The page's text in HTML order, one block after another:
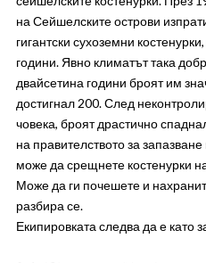
на Сейшелските острови
гигантски сухоземни
години. Явно климатът така
двайсетина години броят им
достигнал 200. След
човека, броят драстично
на правителството за
може да срещнете костенурки
Може да ги почешете и
разбира се.
Екипировката следва да е като